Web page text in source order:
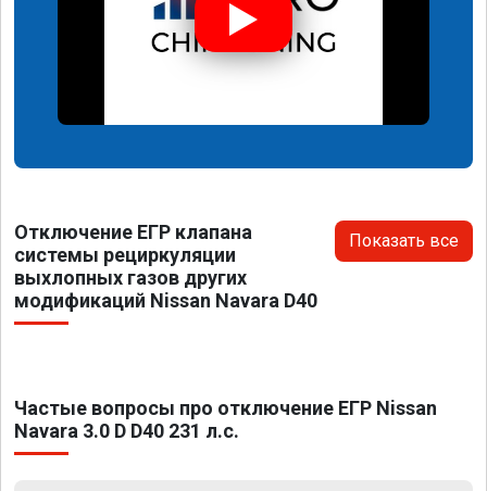
Отключение ЕГР клапана
системы рециркуляции
выхлопных газов других
модификаций Nissan Navara D40
Показать все
Частые вопросы про отключение ЕГР Nissan
Navara 3.0 D D40 231 л.с.